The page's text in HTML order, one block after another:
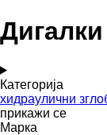
Категорија
хидраулични
прикажи се
Марка